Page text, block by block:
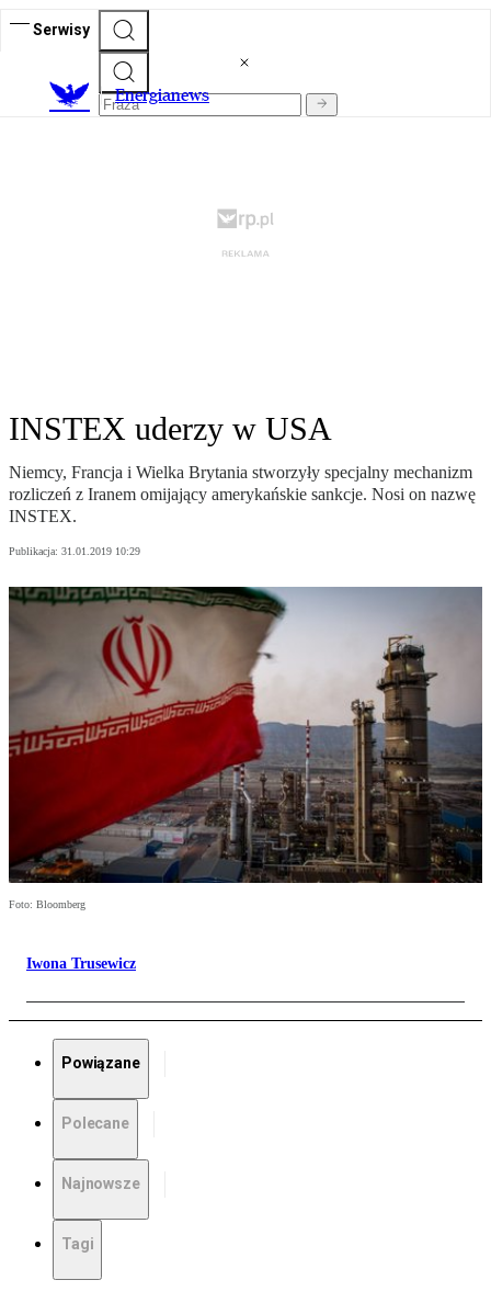
Serwisy
Energianews
INSTEX uderzy w USA
Niemcy, Francja i Wielka Brytania stworzyły specjalny mechanizm
rozliczeń z Iranem omijający amerykańskie sankcje. Nosi on nazwę
INSTEX.
Publikacja: 31.01.2019 10:29
Foto: Bloomberg
Iwona Trusewicz
Powiązane
Polecane
Najnowsze
Tagi